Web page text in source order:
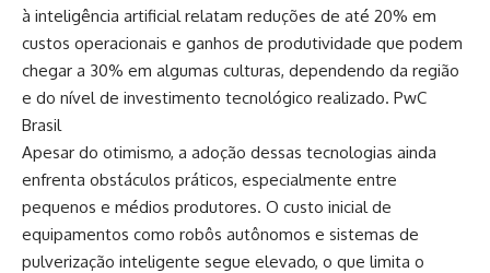
à inteligência artificial relatam reduções de até 20% em
custos operacionais e ganhos de produtividade que podem
chegar a 30% em algumas culturas, dependendo da região
e do nível de investimento tecnológico realizado. PwC
Brasil
Apesar do otimismo, a adoção dessas tecnologias ainda
enfrenta obstáculos práticos, especialmente entre
pequenos e médios produtores. O custo inicial de
equipamentos como robôs autônomos e sistemas de
pulverização inteligente segue elevado, o que limita o